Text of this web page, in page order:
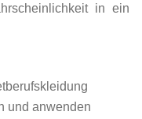
in ein
und anwenden